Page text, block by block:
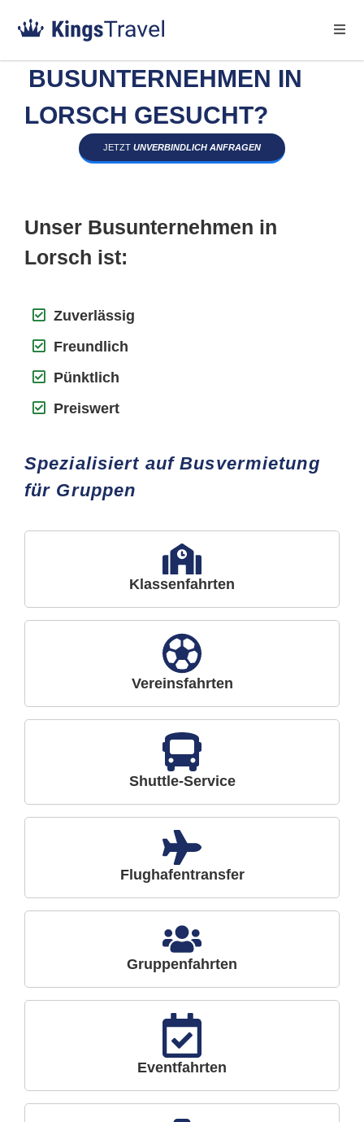
BUSUNTERNEHMEN IN
LORSCH GESUCHT?
JETZT UNVERBINDLICH ANFRAGEN
Unser Busunternehmen in
Lorsch ist:
Zuverlässig
Freundlich
Pünktlich
Preiswert
Spezialisiert auf Busvermietung
für Gruppen
Klassenfahrten
Vereinsfahrten
Shuttle-Service
Flughafentransfer
Gruppenfahrten
Eventfahrten